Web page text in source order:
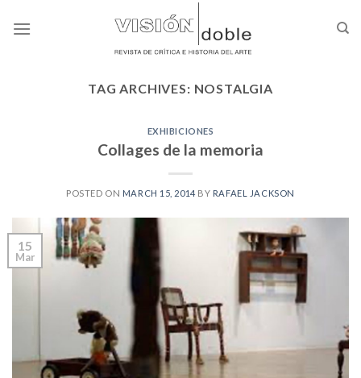
TAG ARCHIVES: NOSTALGIA
EXHIBICIONES
Collages de la memoria
POSTED ON MARCH 15, 2014 BY RAFAEL JACKSON
15
Mar